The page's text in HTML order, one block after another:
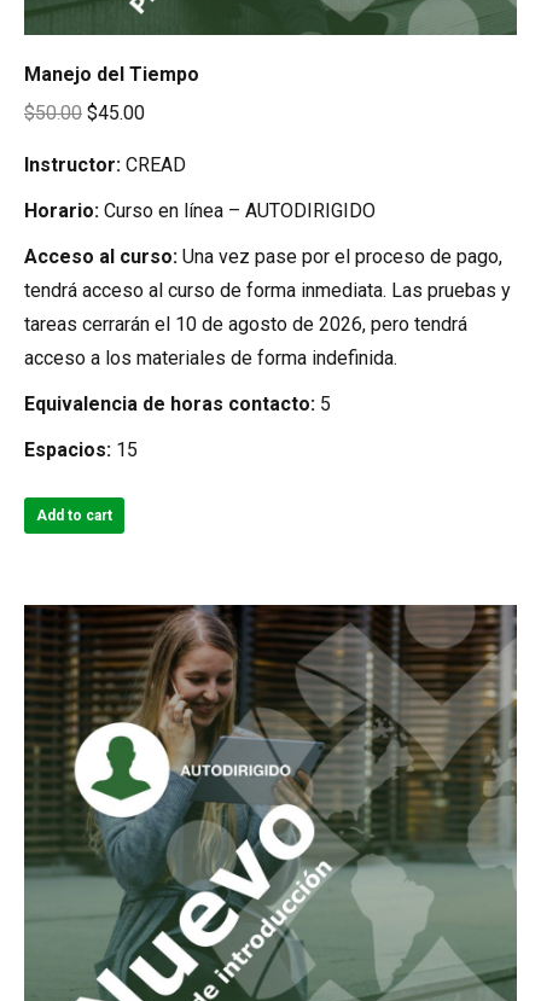
Manejo del Tiempo
$50.00 Original
was:
$50.00.
$45.00Current
is:
$45.00.
Instructor: CREAD
Horario: Curso en línea – AUTODIRIGIDO
Acceso al curso: Una vez pase por el proceso de pago,
tendrá acceso al curso de forma inmediata. Las pruebas y
tareas cerrarán el 10 de agosto de 2026, pero tendrá
acceso a los materiales de forma indefinida.
Equivalencia de horas contacto: 5
Espacios: 15
Add to cart